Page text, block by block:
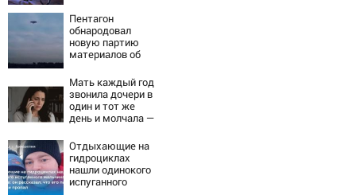
Пентагон
обнародовал
новую партию
материалов об
Вести.ru
Мать каждый год
звонила дочери в
один и тот же
день и молчала —
раскрылась
слишком поздно:
история одной
семьи
Отдыхающие на
гидроциклах
нашли одинокого
испуганного